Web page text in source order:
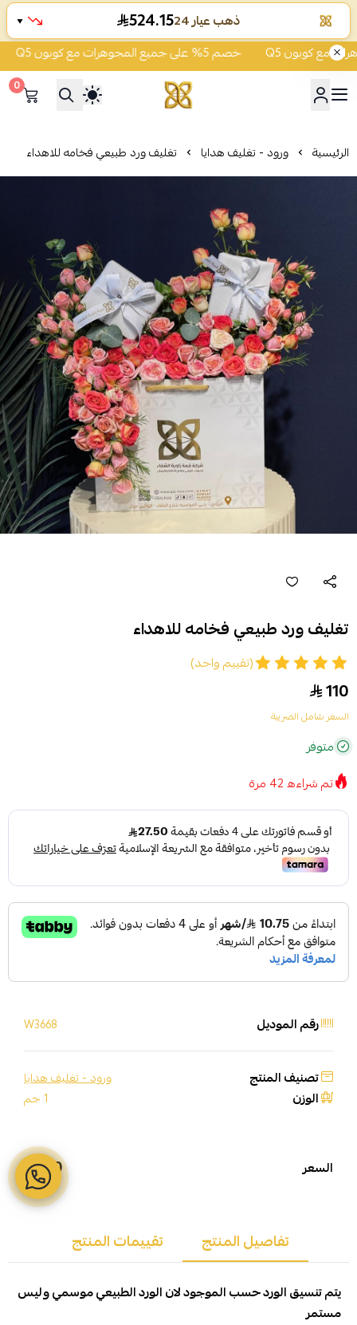
خصم 5% على جميع المجوهرات مع كوبون Q5
شركة قمة زاوية الشفاء
0
الرئيسية ورود - تغليف هدايا تغليف ورد طبيعي فخامه للاهداء
تغليف ورد طبيعي فخامه للاهداء
(تقييم واحد)
110
السعر شامل الضريبة
متوفر
تم شراءه42 مرة
رقم الموديل W3668
تصنيف المنتج ورود - تغليف هدايا
الوزن 1 جم
السعر 110
تفاصيل المنتج تقييمات المنتج
يتم تنسيق الورد حسب الموجود لان الورد الطبيعي موسمي وليس
مستمر
ذهب عيار 24 524.15
▼